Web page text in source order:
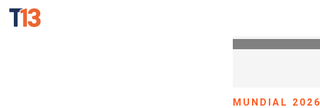
MUNDIAL 2026